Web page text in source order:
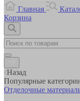
Главная
Корзина
Назад
Популярные
Отделочные